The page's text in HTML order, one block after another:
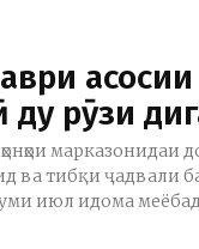
рӯзи
марказонидаи
ва тибқи ҷадвали
июл идома